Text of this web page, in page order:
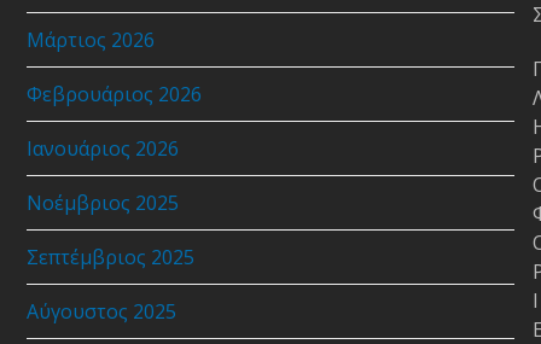
Μάρτιος 2026
Φεβρουάριος 2026
Ιανουάριος 2026
Νοέμβριος 2025
Σεπτέμβριος 2025
Αύγουστος 2025
Ι